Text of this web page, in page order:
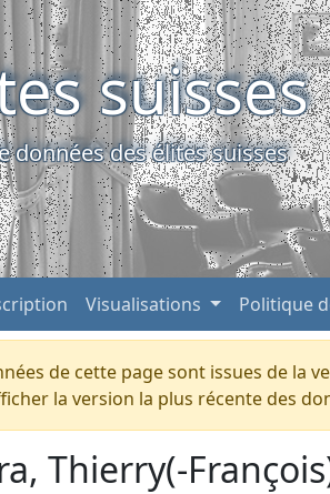
suisses
données des élites suisses
Visualisations Politique
de cette page sont issues de la
la version la plus récente des
Thierry(-